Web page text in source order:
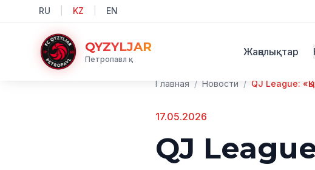
RU KZ EN
QYZYLJAR
Петропавл қ.
Жаңалықтар
Главная / Новости /
17.05.2026
QJ